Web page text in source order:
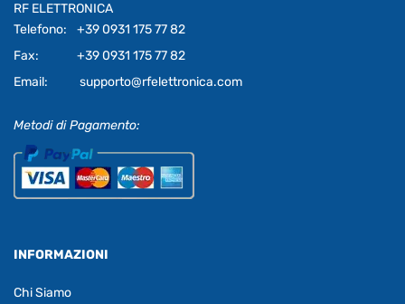
RF ELETTRONICA
Telefono:
+39 0931 175 77 82
Fax:
+39 0931 175 77 82
Email:
supporto@rfelettronica.com
Metodi di Pagamento:
INFORMAZIONI
Chi Siamo